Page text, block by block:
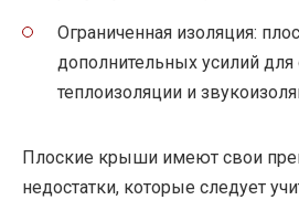
Ограниченная изоляция:
дополнительных усилий для
теплоизоляции и
Плоские крыши имеют свои
недостатки, которые следует